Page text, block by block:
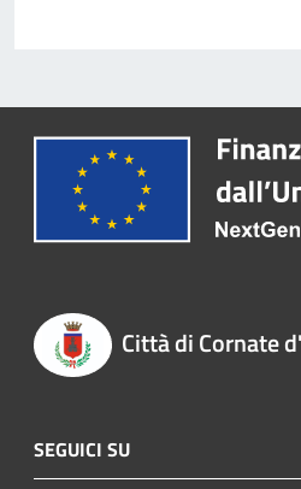
Città di Cornate
SEGUICI SU